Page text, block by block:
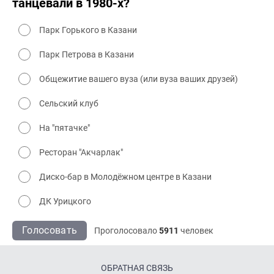
танцевали в 1980-х?
Парк Горького в Казани
Парк Петрова в Казани
Общежитие вашего вуза (или вуза ваших друзей)
Сельский клуб
На "пятачке"
Ресторан "Акчарлак"
Диско-бар в Молодёжном центре в Казани
ДК Урицкого
Голосовать Проголосовало5911 человек
ОБРАТНАЯ СВЯЗЬ